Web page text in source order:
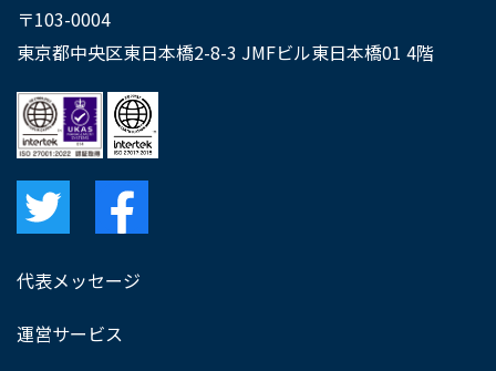
〒103-0004
東京都中央区東日本橋2-8-3 JMFビル東日本橋01 4階
代表メッセージ
運営サービス